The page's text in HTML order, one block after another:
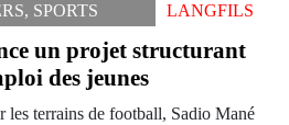
, SPORTS
LANGFILS
un projet structurant
des jeunes
les terrains de football, Sadio Mané